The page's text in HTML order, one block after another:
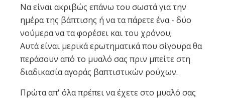
Να είναι ακριβώς επάνω του σωστά για την
ημέρα της βάπτισης ή να τα πάρετε ένα - δύο
νούμερα να τα φορέσει και του χρόνου;
Αυτά είναι μερικά ερωτηματικά που σίγουρα θα
περάσουν από το μυαλό σας πριν μπείτε στη
διαδικασία αγοράς βαπτιστικών ρούχων.
Πρώτα απ' όλα πρέπει να έχετε στο μυαλό σας